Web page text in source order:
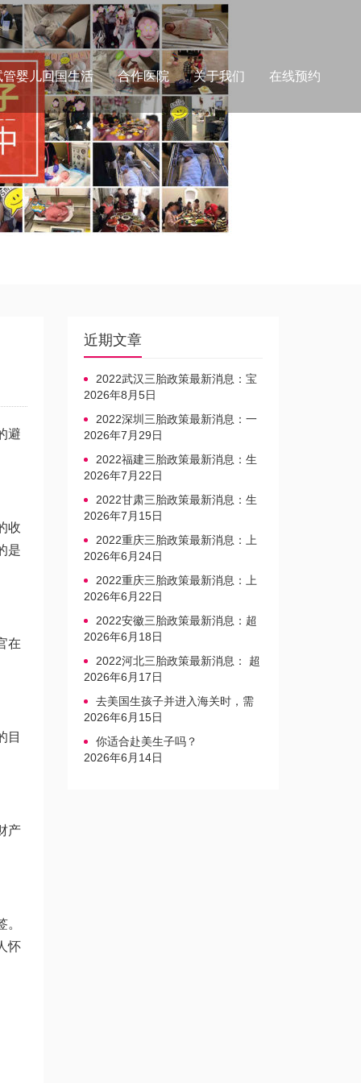
管婴儿回国生活 合作医院 关于我们 在线预约
避
收
是
在
目
产
怀
近期文章
2022武汉三胎政策最新消息：宝
宝上户口不再罚款
2026年8月5日
2022深圳三胎政策最新消息：一
文读懂上户口是否罚款
2026年7月29日
2022福建三胎政策最新消息：生
育奖励发放迎新标准
2026年7月22日
2022甘肃三胎政策最新消息：生
育产假不享受带薪福利
2026年7月15日
2022重庆三胎政策最新消息：上
户口、办准生证指南
2026年6月24日
2022重庆三胎政策最新消息：上
户口、办准生证指南
2026年6月22日
2022安徽三胎政策最新消息：超
生家庭罚款标准更新
2026年6月18日
2022河北三胎政策最新消息： 超
生三孩不再缴纳社会抚养费
2026年6月17日
去美国生孩子并进入海关时，需
要注意的事项是什么？
2026年6月15日
你适合赴美生子吗？
2026年6月14日